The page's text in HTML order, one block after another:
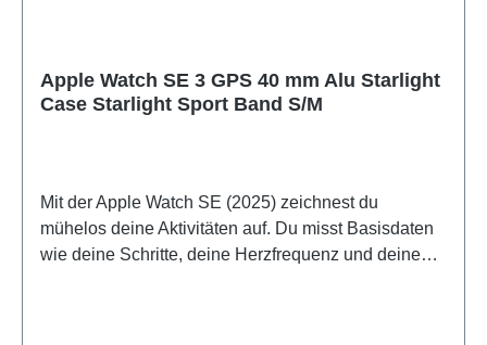
Apple Watch SE 3 GPS 40 mm Alu Starlight
Case Starlight Sport Band S/M
Mit der Apple Watch SE (2025) zeichnest du
mühelos deine Aktivitäten auf. Du misst Basisdaten
wie deine Schritte, deine Herzfrequenz und deinen